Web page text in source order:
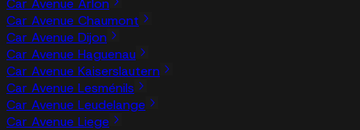
Car Avenue Arlon
Car Avenue Chaumont
Car Avenue Dijon
Car Avenue Haguenau
Car Avenue Kaiserslautern
Car Avenue Lesménils
Car Avenue Leudelange
Car Avenue Liege